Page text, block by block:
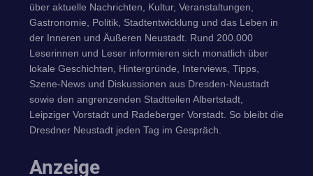
über aktuelle Nachrichten, Kultur, Veranstaltungen,
Gastronomie, Politik, Stadtentwicklung und das Leben in
der Inneren und Äußeren Neustadt. Rund 200.000
Leserinnen und Leser informieren sich monatlich über
lokale Geschichten, Hintergründe, Interviews, Tipps,
Szene-News und Diskussionen aus Dresden-Neustadt
sowie den angrenzenden Stadtteilen Albertstadt,
Leipziger Vorstadt und Radeberger Vorstadt. So bleibt die
Dresdner Neustadt jeden Tag im Gespräch.
Anzeige